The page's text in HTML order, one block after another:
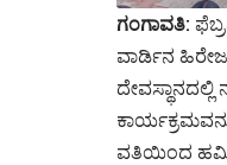
ಗಂಗಾವತಿ:
ವಾರ್ಡಿನ
ವತಿಯಿಂದ